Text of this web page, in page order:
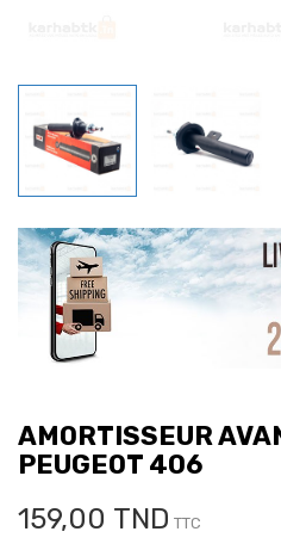
AMORTISSEUR
PEUGEOT 406
159,00 TND TTC